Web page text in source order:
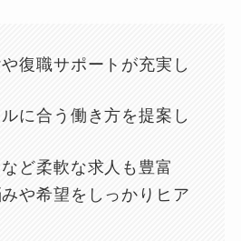
復職サポートが充実し
に合う働き方を提案し
ど柔軟な求人も豊富
や希望をしっかりヒア